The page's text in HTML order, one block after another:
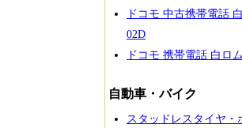
ドコモ 中古携帯電話
02D
ドコモ 携帯電話 白ロ
自動車・バイク
スタッドレスタイヤ・